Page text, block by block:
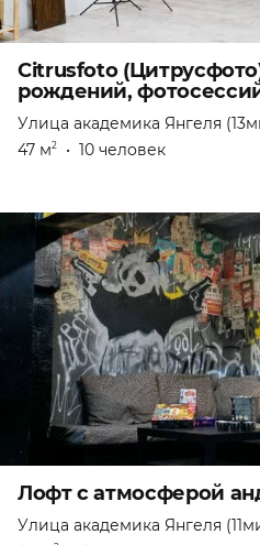
Citrusfoto
рождений,
Улица академика Янгеля
47 м2 • 10 человек
Лофт с атмосферой
Улица академика Янгеля